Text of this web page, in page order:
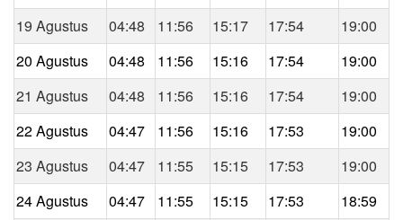
19 Agustus
04:48 11:56 15:17 17:54
19:00
20 Agustus
04:48 11:56 15:16 17:54
19:00
21 Agustus
04:48 11:56 15:16 17:54
19:00
22 Agustus
04:47 11:56 15:16 17:53
19:00
23 Agustus
04:47 11:55 15:15 17:53
19:00
24 Agustus
04:47 11:55 15:15 17:53
18:59